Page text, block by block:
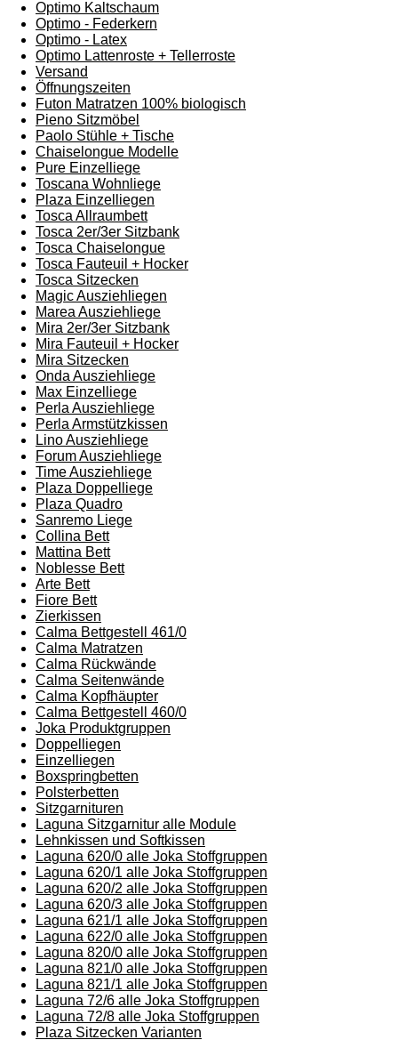
Optimo Kaltschaum
Optimo - Federkern
Optimo - Latex
Optimo Lattenroste + Tellerroste
Versand
Öffnungszeiten
Futon Matratzen 100% biologisch
Pieno Sitzmöbel
Paolo Stühle + Tische
Chaiselongue Modelle
Pure Einzelliege
Toscana Wohnliege
Plaza Einzelliegen
Tosca Allraumbett
Tosca 2er/3er Sitzbank
Tosca Chaiselongue
Tosca Fauteuil + Hocker
Tosca Sitzecken
Magic Ausziehliegen
Marea Ausziehliege
Mira 2er/3er Sitzbank
Mira Fauteuil + Hocker
Mira Sitzecken
Onda Ausziehliege
Max Einzelliege
Perla Ausziehliege
Perla Armstützkissen
Lino Ausziehliege
Forum Ausziehliege
Time Ausziehliege
Plaza Doppelliege
Plaza Quadro
Sanremo Liege
Collina Bett
Mattina Bett
Noblesse Bett
Arte Bett
Fiore Bett
Zierkissen
Calma Bettgestell 461/0
Calma Matratzen
Calma Rückwände
Calma Seitenwände
Calma Kopfhäupter
Calma Bettgestell 460/0
Joka Produktgruppen
Doppelliegen
Einzelliegen
Boxspringbetten
Polsterbetten
Sitzgarnituren
Laguna Sitzgarnitur alle Module
Lehnkissen und Softkissen
Laguna 620/0 alle Joka Stoffgruppen
Laguna 620/1 alle Joka Stoffgruppen
Laguna 620/2 alle Joka Stoffgruppen
Laguna 620/3 alle Joka Stoffgruppen
Laguna 621/1 alle Joka Stoffgruppen
Laguna 622/0 alle Joka Stoffgruppen
Laguna 820/0 alle Joka Stoffgruppen
Laguna 821/0 alle Joka Stoffgruppen
Laguna 821/1 alle Joka Stoffgruppen
Laguna 72/6 alle Joka Stoffgruppen
Laguna 72/8 alle Joka Stoffgruppen
Plaza Sitzecken Varianten